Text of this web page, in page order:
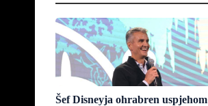
Šef Disneyja ohrabren uspjehom